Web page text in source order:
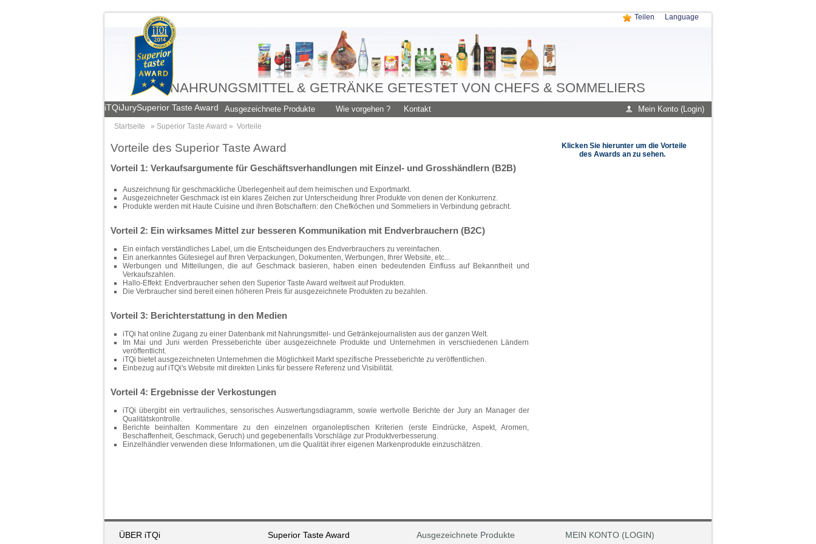
Teilen Language
NAHRUNGSMITTEL & GETRÄNKE GETESTET VON CHEFS & SOMMELIERS
iTQiJurySuperior Taste Award Ausgezeichnete Produkte Wie vorgehen ? Kontakt Mein Konto (Login)
Startseite » Superior Taste Award » Vorteile
Vorteile des Superior Taste Award
Vorteil 1: Verkaufsargumente für Geschäftsverhandlungen mit Einzel- und Grosshändlern (B2B)
Auszeichnung für geschmackliche Überlegenheit auf dem heimischen und Exportmarkt.
Ausgezeichneter Geschmack ist ein klares Zeichen zur Unterscheidung Ihrer Produkte von denen der Konkurrenz.
Produkte werden mit Haute Cuisine und ihren Botschaftern: den Chefköchen und Sommeliers in Verbindung gebracht.
Vorteil 2: Ein wirksames Mittel zur besseren Kommunikation mit Endverbrauchern (B2C)
Ein einfach verständliches Label, um die Entscheidungen des Endverbrauchers zu vereinfachen.
Ein anerkanntes Gütesiegel auf Ihren Verpackungen, Dokumenten, Werbungen, Ihrer Website, etc...
Werbungen und Mitteilungen, die auf Geschmack basieren, haben einen bedeutenden Einfluss auf Bekanntheit und
Verkaufszahlen.
Hallo-Effekt: Endverbraucher sehen den Superior Taste Award weltweit auf Produkten.
Die Verbraucher sind bereit einen höheren Preis für ausgezeichnete Produkten zu bezahlen.
Vorteil 3: Berichterstattung in den Medien
iTQi hat online Zugang zu einer Datenbank mit Nahrungsmittel- und Getränkejournalisten aus der ganzen Welt.
Im Mai und Juni werden Presseberichte über ausgezeichnete Produkte und Unternehmen in verschiedenen Ländern
veröffentlicht.
iTQi bietet ausgezeichneten Unternehmen die Möglichkeit Markt spezifische Presseberichte zu veröffentlichen.
Einbezug auf iTQi's Website mit direkten Links für bessere Referenz und Visibilität.
Vorteil 4: Ergebnisse der Verkostungen
iTQi übergibt ein vertrauliches, sensorisches Auswertungsdiagramm, sowie wertvolle Berichte der Jury an Manager der
Qualitätskontrolle.
Berichte beinhalten Kommentare zu den einzelnen organoleptischen Kriterien (erste Eindrücke, Aspekt, Aromen,
Beschaffenheit, Geschmack, Geruch) und gegebenenfalls Vorschläge zur Produktverbesserung.
Einzelhändler verwenden diese Informationen, um die Qualität ihrer eigenen Markenprodukte einzuschätzen.
Klicken Sie hierunter um die Vorteile
des Awards an zu sehen.
ÜBER iTQi Superior Taste Award Ausgezeichnete Produkte MEIN KONTO (LOGIN)